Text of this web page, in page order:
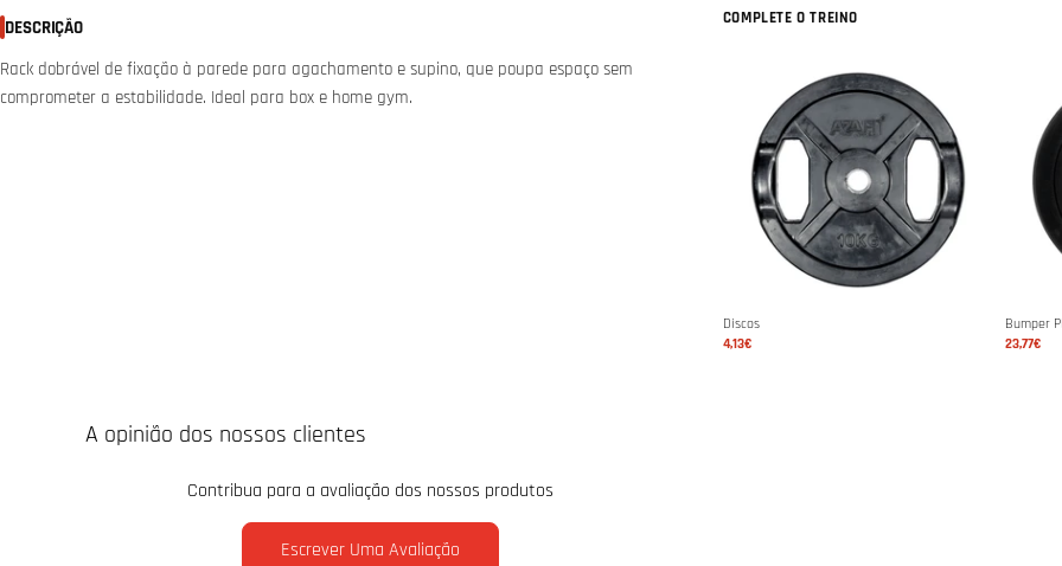
DESCRIÇÃO
Rack dobrável de fixação à parede para agachamento e supino, que poupa espaço sem
comprometer a estabilidade. Ideal para box e home gym.
COMPLETE O TREINO
Discos
4,13€
Bumper
23,77€
A opinião dos nossos clientes
Contribua para a avaliação dos nossos produtos
Escrever Uma Avaliação